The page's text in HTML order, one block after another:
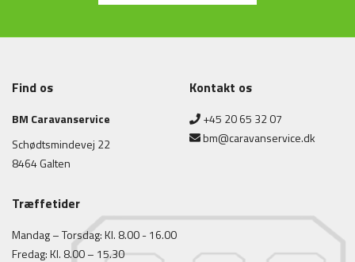
ringe til os på telefonnummeret i bunden af siden.
Find os
BM Caravanservice
Schødtsmindevej 22
8464 Galten
Kontakt os
+45 20 65 32 07
bm@caravanservice.dk
Træffetider
Mandag – Torsdag: Kl. 8.00 - 16.00
Fredag: Kl. 8.00 – 15.30